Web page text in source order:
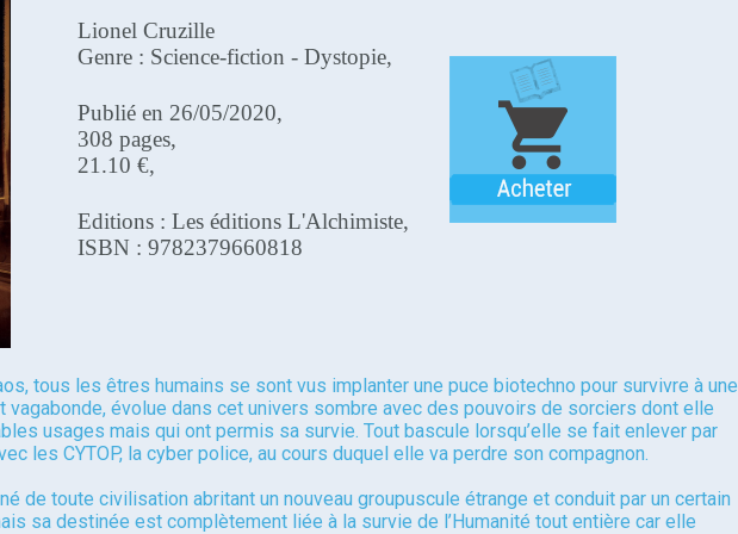
Lionel Cruzille
Genre : Science-fiction - Dystopie,
Publié en 26/05/2020,
308 pages,
21.10 €,
Editions : Les éditions L'Alchimiste,
ISBN : 9782379660818
tous les êtres humains se sont vus implanter une puce biotechno pour survivre à une
vagabonde, évolue dans cet univers sombre avec des pouvoirs de sorciers dont elle
usages mais qui ont permis sa survie. Tout bascule lorsqu’elle se fait enlever par
les CYTOP, la cyber police, au cours duquel elle va perdre son compagnon.
de toute civilisation abritant un nouveau groupuscule étrange et conduit par un certain
sa destinée est complètement liée à la survie de l’Humanité tout entière car elle